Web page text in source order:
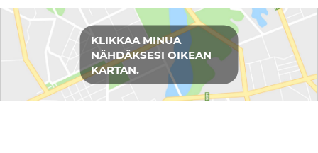
Reittiohjeet
KLIKKAA MINUA
NÄHDÄKSESI OIKEAN
KARTAN.